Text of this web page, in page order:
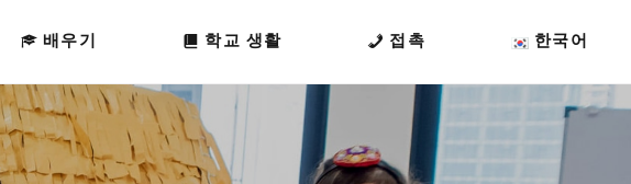
배우기 학교 생활 접촉 한국어